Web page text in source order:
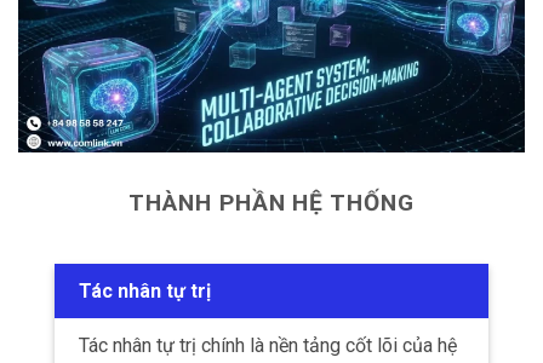
5.3 Sáng tạo nội dung và SEO
5.4 Trung tâm chăm sóc khách hàng thông minh
6 Có thể bạn quan tâm
Liên hệ
THÀNH PHẦN HỆ THỐNG
Tác nhân tự trị
Tác nhân tự trị chính là nền tảng cốt lõi của hệ